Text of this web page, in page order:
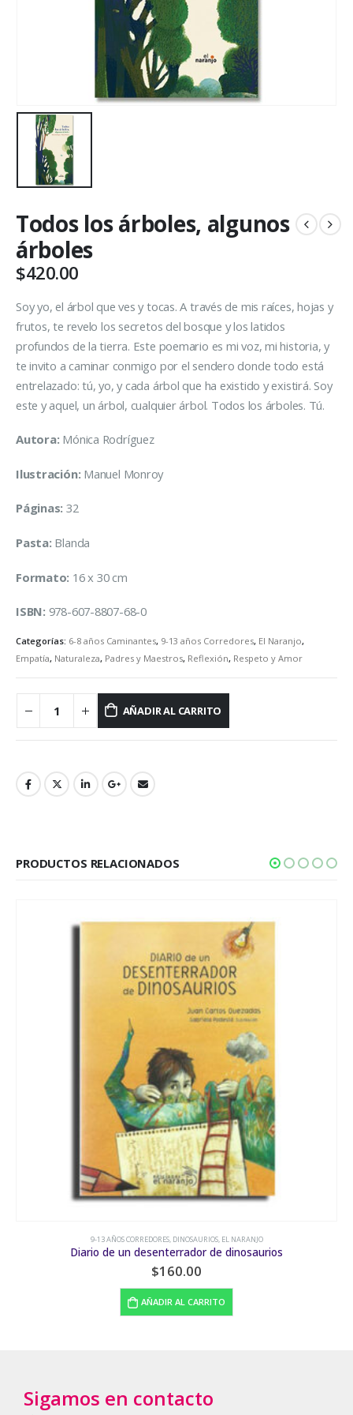
Todos los árboles, algunos
árboles
$420.00
Soy yo, el árbol que ves y tocas. A través de mis raíces, hojas y
frutos, te revelo los secretos del bosque y los latidos
profundos de la tierra. Este poemario es mi voz, mi historia, y
te invito a caminar conmigo por el sendero donde todo está
entrelazado: tú, yo, y cada árbol que ha existido y existirá. Soy
este y aquel, un árbol, cualquier árbol. Todos los árboles. Tú.
Autora: Mónica Rodríguez
Ilustración: Manuel Monroy
Páginas: 32
Pasta: Blanda
Formato: 16 x 30 cm
ISBN: 978-607-8807-68-0
Categorías: 6-8 años Caminantes, 9-13 años Corredores, El Naranjo,
Empatía, Naturaleza, Padres y Maestros, Reflexión, Respeto y Amor
AÑADIR AL CARRITO
PRODUCTOS RELACIONADOS
9-13 AÑOS CORREDORES, DINOSAURIOS, EL NARANJO
Diario de un desenterrador de dinosaurios
$160.00
AÑADIR AL CARRITO
Sigamos en contacto